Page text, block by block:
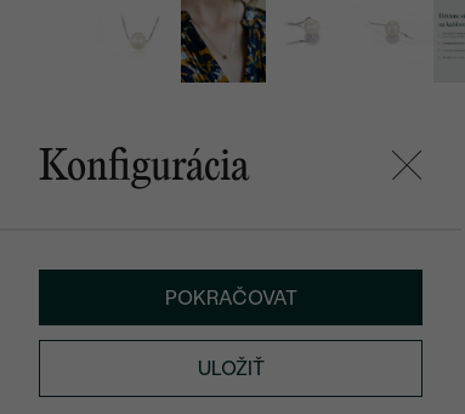
Konfigurácia
POKRAČOVAT
ULOŽIŤ